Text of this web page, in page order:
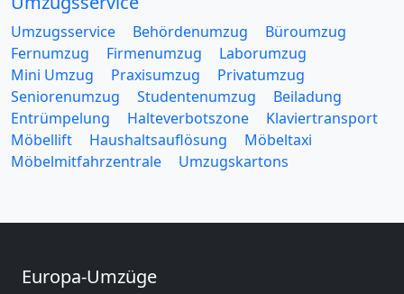
Umzugsservice Behördenumzug
Büroumzug
Fernumzug
Firmenumzug
Laborumzug
Mini Umzug
Praxisumzug
Privatumzug
Seniorenumzug
Studentenumzug
Beiladung
Entrümpelung
Halteverbotszone
Klaviertransport
Möbellift
Haushaltsauflösung
Möbeltaxi
Möbelmitfahrzentrale
Umzugskartons
Europa-Umzüge